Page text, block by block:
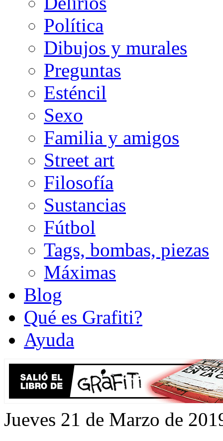
Política
Dibujos y murales
Preguntas
Esténcil
Sexo
Familia y amigos
Street art
Filosofía
Sustancias
Fútbol
Tags, bombas, piezas
Máximas
Blog
Qué es Grafiti?
Ayuda
Jueves 21 de Marzo de